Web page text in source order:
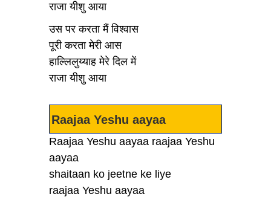
राजा यीशु आया
उस पर करता मैं विश्वास
पूरी करता मेरी आस
हाल्लिलुय्याह मेरे दिल में
राजा यीशु आया
Raajaa Yeshu aayaa
Raajaa Yeshu aayaa raajaa Yeshu
aayaa
shaitaan ko jeetne ke liye
raajaa Yeshu aayaa